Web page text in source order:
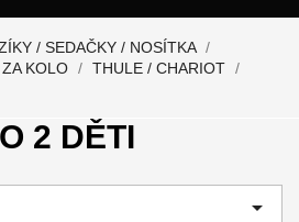
/ SEDAČKY / NOSÍTKA
KOLO
THULE / CHARIOT
2 DĚTI
